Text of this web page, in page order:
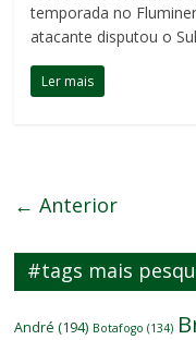
temporada no
atacante disputou o
Ler mais
← Anterior
#tags mais
André (194) Botafogo (134)